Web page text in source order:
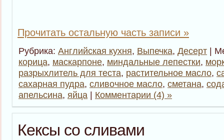
Прочитать остальную часть записи »
Рубрика: Английская кухня, Выпечка, Десерт |
корица, маскарпоне, миндальные лепестки,
разрыхлитель для теста, растительное масло,
сахарная пудра, сливочное масло, сметана,
апельсина, яйца | Комментарии (4) »
Кексы со сливами